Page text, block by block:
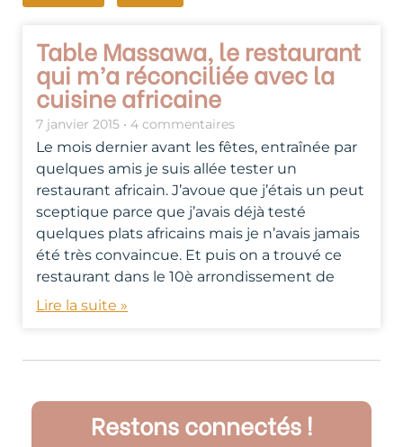
Table Massawa, le restaurant
qui m’a réconciliée avec la
cuisine africaine
7 janvier 2015 4 commentaires
Le mois dernier avant les fêtes, entraînée par
quelques amis je suis allée tester un
restaurant africain. J’avoue que j’étais un peut
sceptique parce que j’avais déjà testé
quelques plats africains mais je n’avais jamais
été très convaincue. Et puis on a trouvé ce
restaurant dans le 10è arrondissement de
Lire la suite »
Restons connectés !